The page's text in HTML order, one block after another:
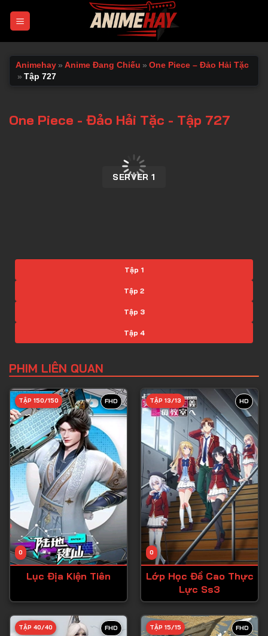
Animehay » Anime Đang Chiếu » One Piece – Đảo Hải Tặc
» Tập 727
One Piece - Đảo Hải Tặc - Tập 727
SERVER 1
Tập 1
Tập 2
Tập 3
Tập 4
Tập 6
Tập 7
Tập 8
Tập 11
Tập 12
Tập 13
Tập 14
Tập 15
Tập 17
Tập 18
PHIM LIÊN QUAN
FHD
0
TẬP 150/150
Lục Địa Kiện Tiên
HD
0
TẬP 13/13
Lớp Học Đề Cao Thực
Lực Ss3
FHD
TẬP 40/40 FHD
TẬP 15/15